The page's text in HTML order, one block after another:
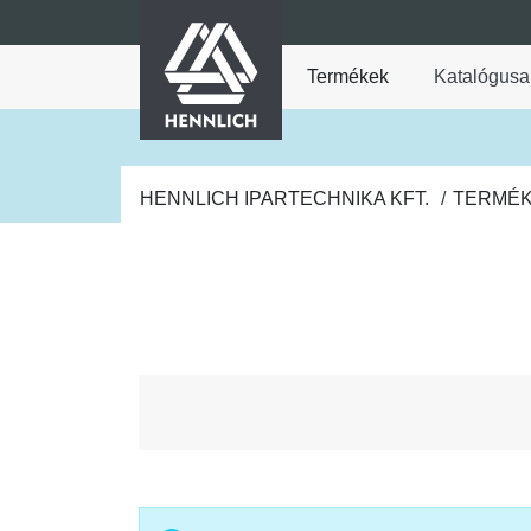
Termékek
A Termékek
HENNLICH IPARTECHNIKA KFT.